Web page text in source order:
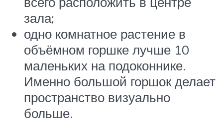
зала;
одно комнатное растение в
объёмном горшке лучше 10
маленьких на подоконнике.
Именно большой горшок делает
пространство визуально
больше.